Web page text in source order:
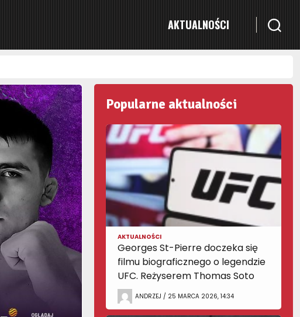
AKTUALNOŚCI
Popularne aktualności
AKTUALNOŚCI
Georges St-Pierre doczeka się
filmu biograficznego o legendzie
UFC. Reżyserem Thomas Soto
ANDRZEJ / 25 MARCA 2026, 14:34